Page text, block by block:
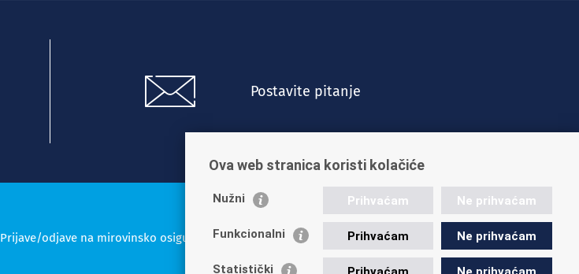
Postavite pitanje
Prijave/odjave na mirovinsko osiguranje Vijesti Kontakt Posao u HZMO-u Impressum
Ova web stranica koristi kolačiće
Nužni Prihvaćam Ne prihvaćam
Funkcionalni Prihvaćam Ne prihvaćam
Statistički